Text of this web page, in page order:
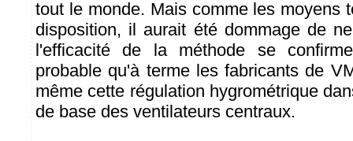
tout le monde. Mais comme les moyens
disposition, il aurait été dommage de
l'efficacité de la méthode se
probable qu'à terme les fabricants de
même cette régulation hygrométrique
de base des ventilateurs centraux.